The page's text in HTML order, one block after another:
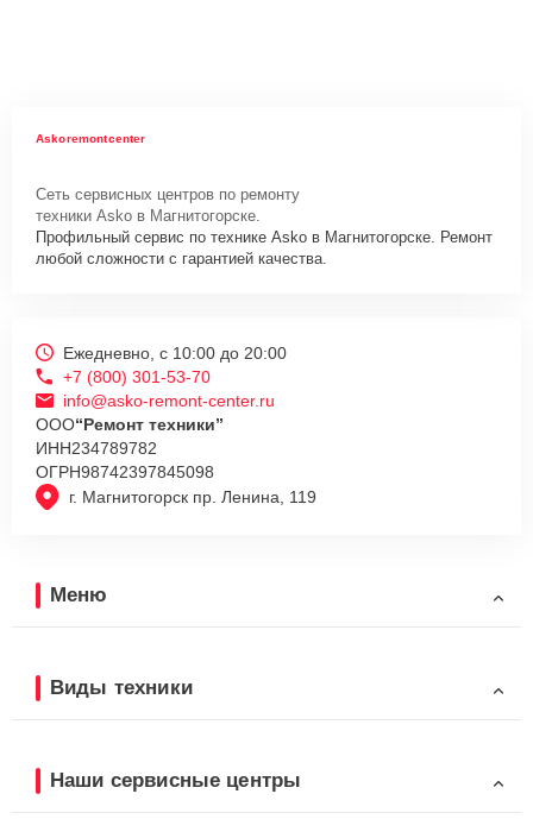
Askoremontcenter
Сеть сервисных центров по ремонту
техники Asko в Магнитогорске.
Профильный сервис по технике Asko в Магнитогорске. Ремонт
любой сложности с гарантией качества.
г. Магнитогорск пр. Ленина, 119
Ежедневно, с 10:00 до 20:00
+7 (800) 301-53-70
info@asko-remont-center.ru
ООО“Ремонт техники”
ИНН234789782
ОГРН98742397845098
Меню
Виды техники
Наши сервисные центры